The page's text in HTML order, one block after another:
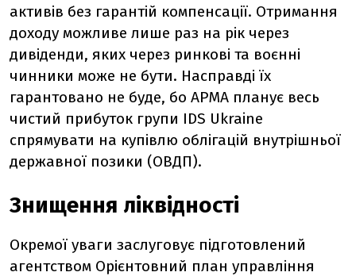
активів без гарантій компенсації. Отримання
доходу можливе лише раз на рік через
дивіденди, яких через ринкові та воєнні
чинники може не бути. Насправді їх
гарантовано не буде, бо АРМА планує весь
чистий прибуток групи IDS Ukraine
спрямувати на купівлю облігацій внутрішньої
державної позики (ОВДП).
Знищення ліквідності
Окремої уваги заслуговує підготовлений
агентством Орієнтовний план управління